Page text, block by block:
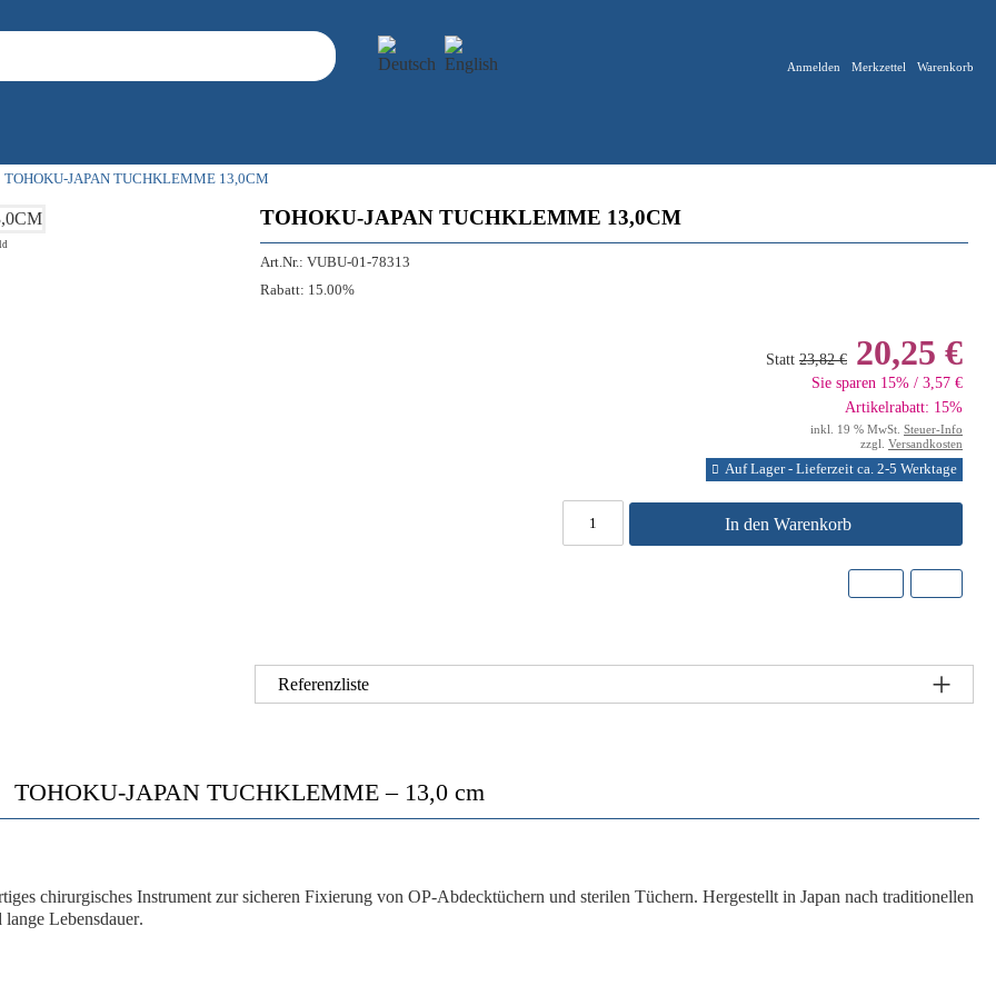
Anmelden Merkzettel Warenkorb
TOHOKU-JAPAN TUCHKLEMME 13,0CM
TOHOKU-JAPAN TUCHKLEMME 13,0CM
Art.Nr.: VUBU-01-78313
Rabatt: 15.00%
Statt 23,82 € 20,25 €
Sie sparen 15% / 3,57 €
Artikelrabatt: 15%
inkl. 19 % MwSt. Steuer-Info
zzgl. Versandkosten
Auf Lager - Lieferzeit ca. 2-5 Werktage
In den Warenkorb
Referenzliste
TOHOKU-JAPAN TUCHKLEMME – 13,0 cm
chirurgisches Instrument zursicheren Fixierung von OP-Abdecktüchern und sterilen Tüchern. Hergestellt in Japan nach traditionellen
lange Lebensdauer.